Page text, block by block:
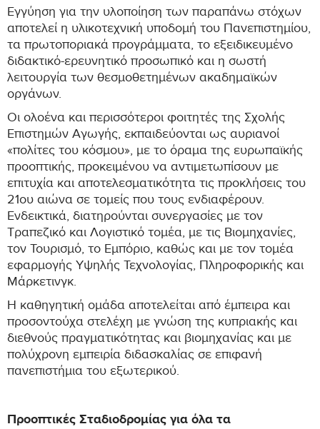
Εγγύηση για την υλοποίηση των παραπάνω στόχων
αποτελεί η υλικοτεχνική υποδομή του Πανεπιστημίου,
τα πρωτοποριακά προγράμματα, το εξειδικευμένο
διδακτικό-ερευνητικό προσωπικό και η σωστή
λειτουργία των θεσμοθετημένων ακαδημαϊκών
οργάνων.
Οι ολοένα και περισσότεροι φοιτητές της Σχολής
Επιστημών Αγωγής, εκπαιδεύονται ως αυριανοί
«πολίτες του κόσμου», με το όραμα της ευρωπαϊκής
προοπτικής, προκειμένου να αντιμετωπίσουν με
επιτυχία και αποτελεσματικότητα τις προκλήσεις του
21ου αιώνα σε τομείς που τους ενδιαφέρουν.
Ενδεικτικά, διατηρούνται συνεργασίες με τον
Τραπεζικό και Λογιστικό τομέα, με τις Βιομηχανίες,
τον Τουρισμό, το Εμπόριο, καθώς και με τον τομέα
εφαρμογής Υψηλής Τεχνολογίας, Πληροφορικής και
Μάρκετινγκ.
Η καθηγητική ομάδα αποτελείται από έμπειρα και
προσοντούχα στελέχη με γνώση της κυπριακής και
διεθνoύς πραγματικότητας και βιομηχανίας και με
πολύχρονη εμπειρία διδασκαλίας σε επιφανή
πανεπιστήμια του εξωτερικού.
Προοπτικές Σταδιοδρομίας για όλα τα